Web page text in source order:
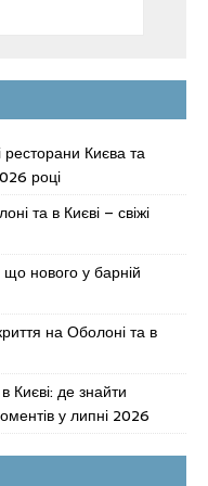
ресторани Києва та
році
та в Києві – свіжі
нового у барній
на Оболоні та в
Києві: де знайти
у липні 2026